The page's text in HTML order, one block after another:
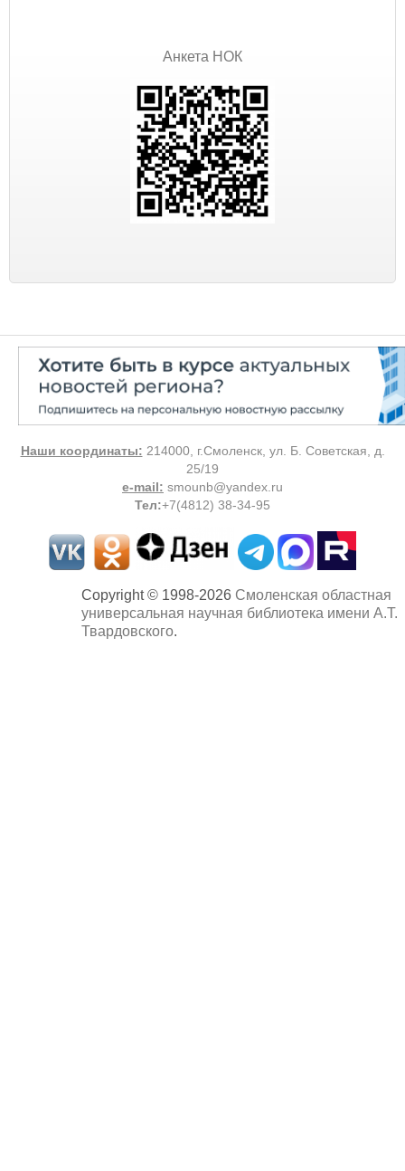
Анкета НОК
Наши координаты: 214000, г.Смоленск, ул. Б. Советская, д.
25/19
e-mail: smounb@yandex.ru
Тел:+7(4812) 38-34-95
Copyright © 1998-2026 Смоленская областная
универсальная научная библиотека имени А.Т.
Твардовского.